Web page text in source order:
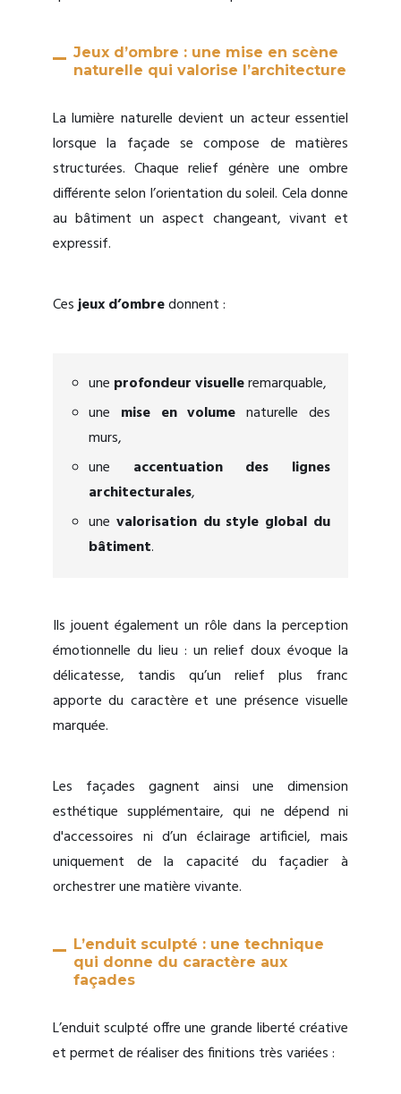
Jeux d’ombre : une mise en scène
naturelle qui valorise l’architecture
La lumière naturelle devient un acteur essentiel
lorsque la façade se compose de matières
structurées. Chaque relief génère une ombre
différente selon l’orientation du soleil. Cela donne
au bâtiment un aspect changeant, vivant et
expressif.
Cesjeux d’ombredonnent :
une profondeur visuelleremarquable,
une mise en volume naturelle des
murs,
une accentuation des lignes
architecturales,
une valorisation du style global du
bâtiment.
Ils jouent également un rôle dans la perception
émotionnelle du lieu : un relief doux évoque la
délicatesse, tandis qu’un relief plus franc
apporte du caractère et une présence visuelle
marquée.
Les façades gagnent ainsi une dimension
esthétique supplémentaire, qui ne dépend ni
d'accessoires ni d’un éclairage artificiel, mais
uniquement de la capacité du façadier à
orchestrer une matière vivante.
L’enduit sculpté : une technique
qui donne du caractère aux
façades
L’enduit sculpté offre une grande liberté créative
et permet de réaliser des finitions très variées :